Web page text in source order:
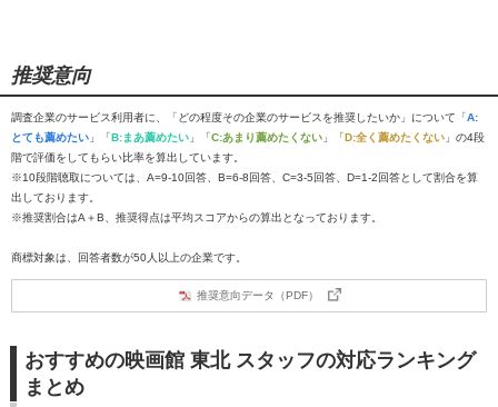
推奨意向
調査企業のサービス利用者に、「どの程度その企業のサービスを推奨したいか」について「A:
とても薦めたい 」「B:まあ薦めたい 」「C:あまり薦めたくない 」「D:全く薦めたくない 」の4段
階で評価をしてもらい比率を算出しています。
※10段階聴取については、A=9-10回答、B=6-8回答、C=3-5回答、D=1-2回答として割合を算
出しております。
※推奨割合はA＋B、推奨得点は平均スコアからの算出となっております。
商標対象は、回答者数が50人以上の企業です。
推奨意向データ（PDF）
おすすめの映画館 東北 スタッフの対応ランキング
まとめ